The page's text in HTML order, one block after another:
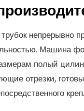
Машина
полый
отрезки,